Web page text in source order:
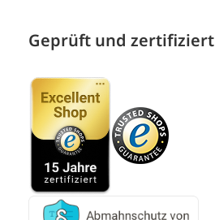
Geprüft und zertifiziert